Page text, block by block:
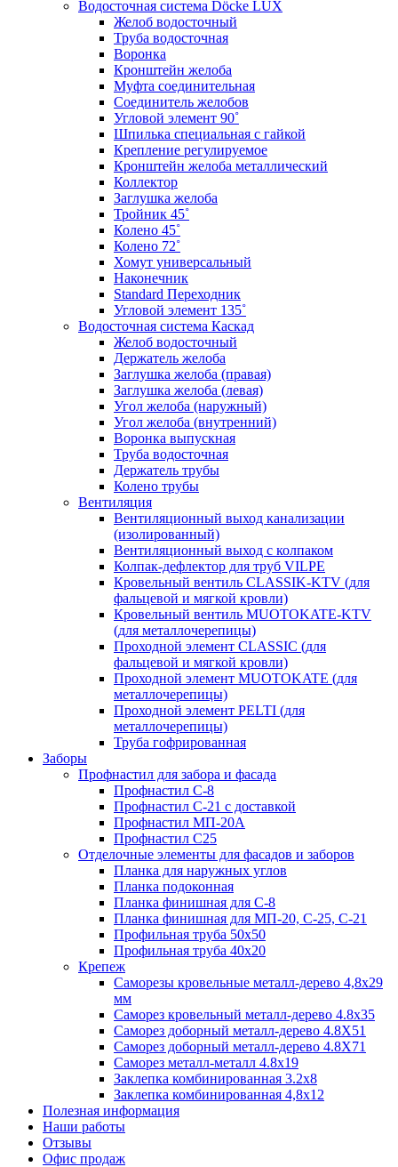
Водосточная система Döcke LUX
Желоб водосточный
Труба водосточная
Воронка
Кронштейн желоба
Муфта соединительная
Соединитель желобов
Угловой элемент 90˚
Шпилька специальная с гайкой
Крепление регулируемое
Кронштейн желоба металлический
Коллектор
Заглушка желоба
Тройник 45˚
Колено 45˚
Колено 72˚
Хомут универсальный
Наконечник
Standard Переходник
Угловой элемент 135˚
Водосточная система Каскад
Желоб водосточный
Держатель желоба
Заглушка желоба (правая)
Заглушка желоба (левая)
Угол желоба (наружный)
Угол желоба (внутренний)
Воронка выпускная
Труба водосточная
Держатель трубы
Колено трубы
Вентиляция
Вентиляционный выход канализации
(изолированный)
Вентиляционный выход с колпаком
Колпак-дефлектор для труб VILPE
Кровельный вентиль CLASSIK-KTV (для
фальцевой и мягкой кровли)
Кровельный вентиль MUOTOKATE-KTV
(для металлочерепицы)
Проходной элемент CLASSIC (для
фальцевой и мягкой кровли)
Проходной элемент MUOTOKATE (для
металлочерепицы)
Проходной элемент PELTI (для
металлочерепицы)
Труба гофрированная
Заборы
Профнастил для забора и фасада
Профнастил С-8
Профнастил С-21 с доставкой
Профнастил МП-20А
Профнастил С25
Отделочные элементы для фасадов и заборов
Планка для наружных углов
Планка подоконная
Планка финишная для С-8
Планка финишная для МП-20, С-25, С-21
Профильная труба 50x50
Профильная труба 40x20
Крепеж
Саморезы кровельные металл-дерево 4,8х29
мм
Саморез кровельный металл-дерево 4.8x35
Саморез доборный металл-дерево 4.8X51
Саморез доборный металл-дерево 4.8X71
Саморез металл-металл 4.8x19
Заклепка комбинированная 3.2x8
Заклепка комбинированная 4,8x12
Полезная информация
Наши работы
Отзывы
Офис продаж